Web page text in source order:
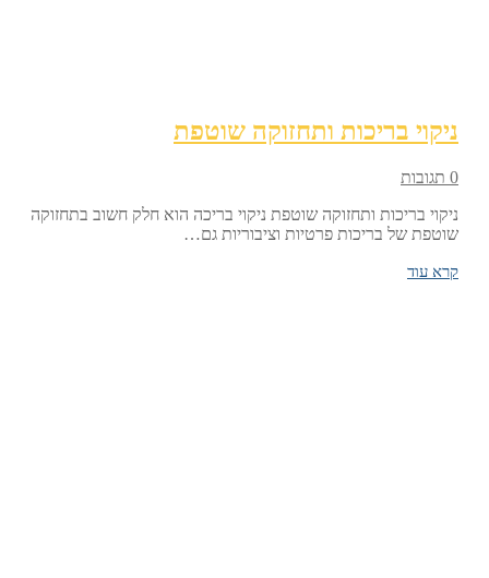
ניקוי בריכות ותחזוקה שוטפת
0 תגובות
ניקוי בריכות ותחזוקה שוטפת ניקוי בריכה הוא חלק חשוב בתחזוקה
שוטפת של בריכות פרטיות וציבוריות גם…
קרא עוד